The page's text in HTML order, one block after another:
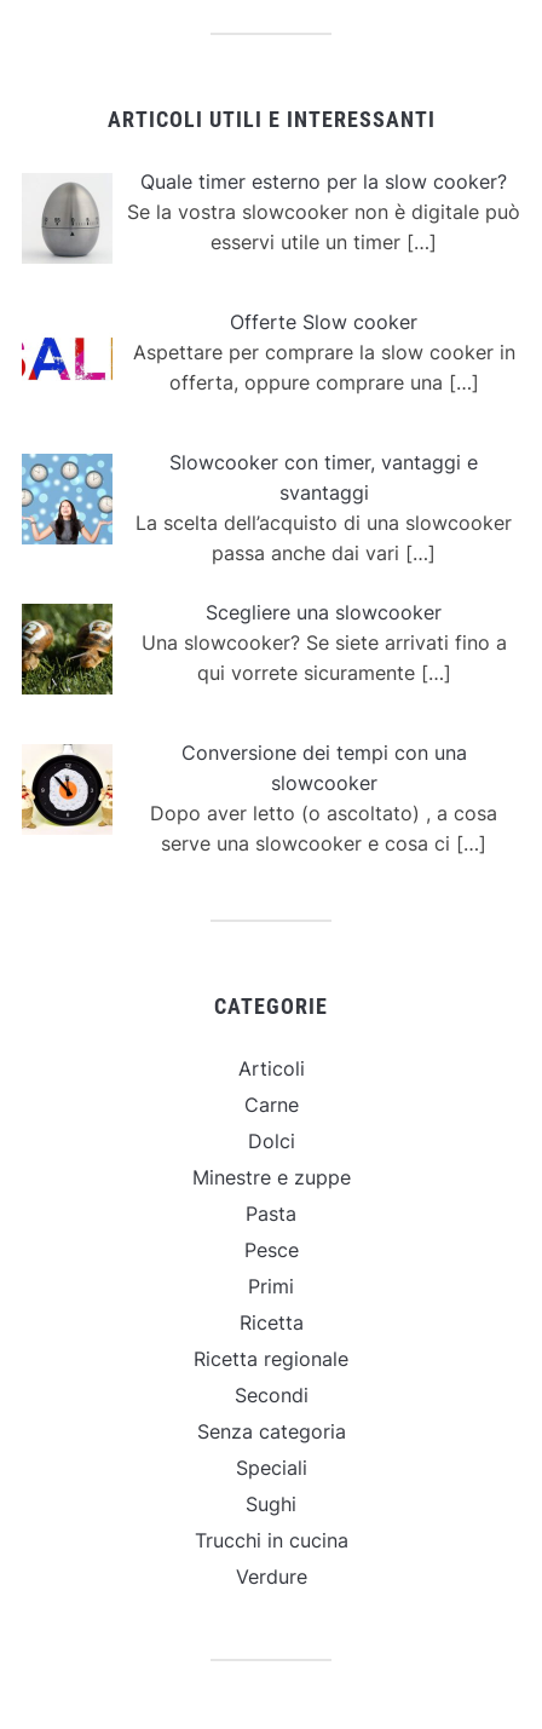
ARTICOLI UTILI E INTERESSANTI
Quale timer esterno per la slow cooker?
Se la vostra slowcooker non è digitale può
esservi utile un timer […]
Offerte Slow cooker
Aspettare per comprare la slow cooker in
offerta, oppure comprare una […]
Slowcooker con timer, vantaggi e
svantaggi
La scelta dell’acquisto di una slowcooker
passa anche dai vari […]
Scegliere una slowcooker
Una slowcooker? Se siete arrivati fino a
qui vorrete sicuramente […]
Conversione dei tempi con una
slowcooker
Dopo aver letto (o ascoltato) , a cosa
serve una slowcooker e cosa ci […]
CATEGORIE
Articoli
Carne
Dolci
Minestre e zuppe
Pasta
Pesce
Primi
Ricetta
Ricetta regionale
Secondi
Senza categoria
Speciali
Sughi
Trucchi in cucina
Verdure